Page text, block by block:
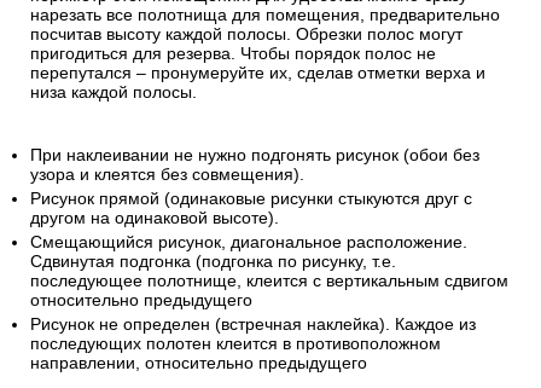
нарезать все полотнища для помещения, предварительно
посчитав высоту каждой полосы. Обрезки полос могут
пригодиться для резерва. Чтобы порядок полос не
перепутался – пронумеруйте их, сделав отметки верха и
низа каждой полосы.
При наклеивании не нужно подгонять рисунок (обои без
узора и клеятся без совмещения).
Рисунок прямой (одинаковые рисунки стыкуются друг с
другом на одинаковой высоте).
Смещающийся рисунок, диагональное расположение.
Сдвинутая подгонка (подгонка по рисунку, т.е.
последующее полотнище, клеится с вертикальным сдвигом
относительно предыдущего
Рисунок не определен (встречная наклейка). Каждое из
последующих полотен клеится в противоположном
направлении, относительно предыдущего